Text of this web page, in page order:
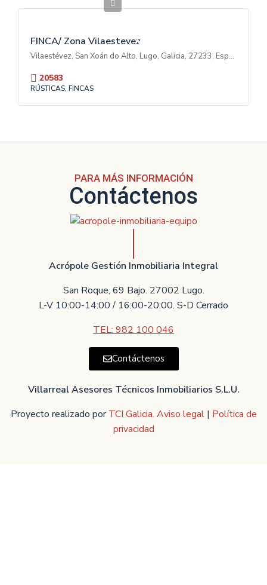
T
A
FINCA/ Zona Vilaestevez
Vilaestévez, San Xoán do Alto, Lugo, Galicia, 27233, España
20583
RÚSTICAS, FINCAS
PARA MÁS INFORMACIÓN
Contáctenos
Acrópole Gestión Inmobiliaria Integral
San Roque, 69 Bajo. 27002 Lugo.
L-V 10:00-14:00 / 16:00-20:00. S-D Cerrado
TEL: 982 100 046
Contáctenos
Villarreal Asesores Técnicos Inmobiliarios S.L.U.
Proyecto realizado porTCI Galicia. Aviso legal | Política de
privacidad